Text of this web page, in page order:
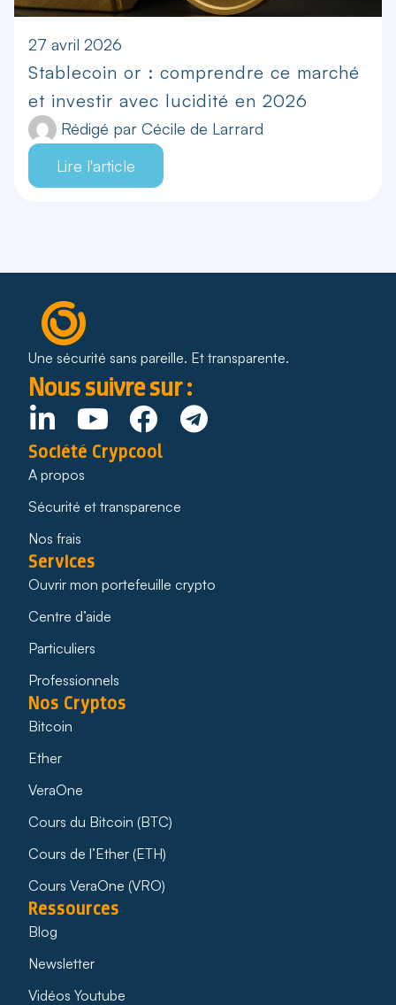
27 avril 2026
Stablecoin or : comprendre ce marché
et investir avec lucidité en 2026
Rédigé par Cécile de Larrard
Lire l'article
Une sécurité sans pareille. Et transparente.
Nous suivre sur :
Société Crypcool
A propos
Sécurité et transparence
Nos frais
Services
Ouvrir mon portefeuille crypto
Centre d’aide
Particuliers
Professionnels
Nos Cryptos
Bitcoin
Ether
VeraOne
Cours du Bitcoin (BTC)
Cours de l’Ether (ETH)
Cours VeraOne (VRO)
Ressources
Blog
Newsletter
Vidéos Youtube